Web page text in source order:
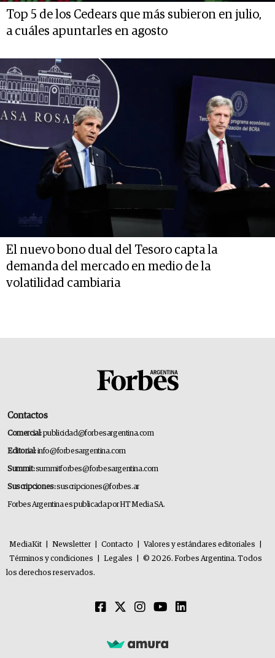
Top 5 de los Cedears que más subieron en julio,
a cuáles apuntarles en agosto
El nuevo bono dual del Tesoro capta la
demanda del mercado en medio de la
volatilidad cambiaria
Contactos
Comercial:publicidad@forbesargentina.com
Editorial:info@forbesargentina.com
Summit:summitforbes@forbesargentina.com
Suscripciones:suscripciones@forbes.ar
Forbes Argentina es publicada por HT Media SA.
MediaKit Newsletter Contacto Valores y estándares editoriales
Términos y condiciones
Legales
© 2026. Forbes Argentina. Todos
los derechos reservados.